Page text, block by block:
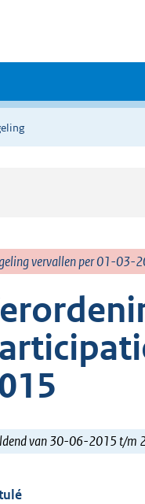
vervallen per 01-03-
van 30-06-2015 t/